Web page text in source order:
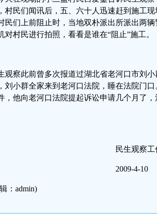
村民们闻讯后，五、六十人迅速赶到施工
民们上前阻止时，当地双朴派出所派出两
对村民进行拍照，看看是谁在“阻止”施工。
观察此前曾多次报道过湖北省老河口市刘
刘小群全家来到老河口法院，睡在法院门
，他向老河口法院提起诉讼申请几个月了
生观察工作
4-10
：admin)